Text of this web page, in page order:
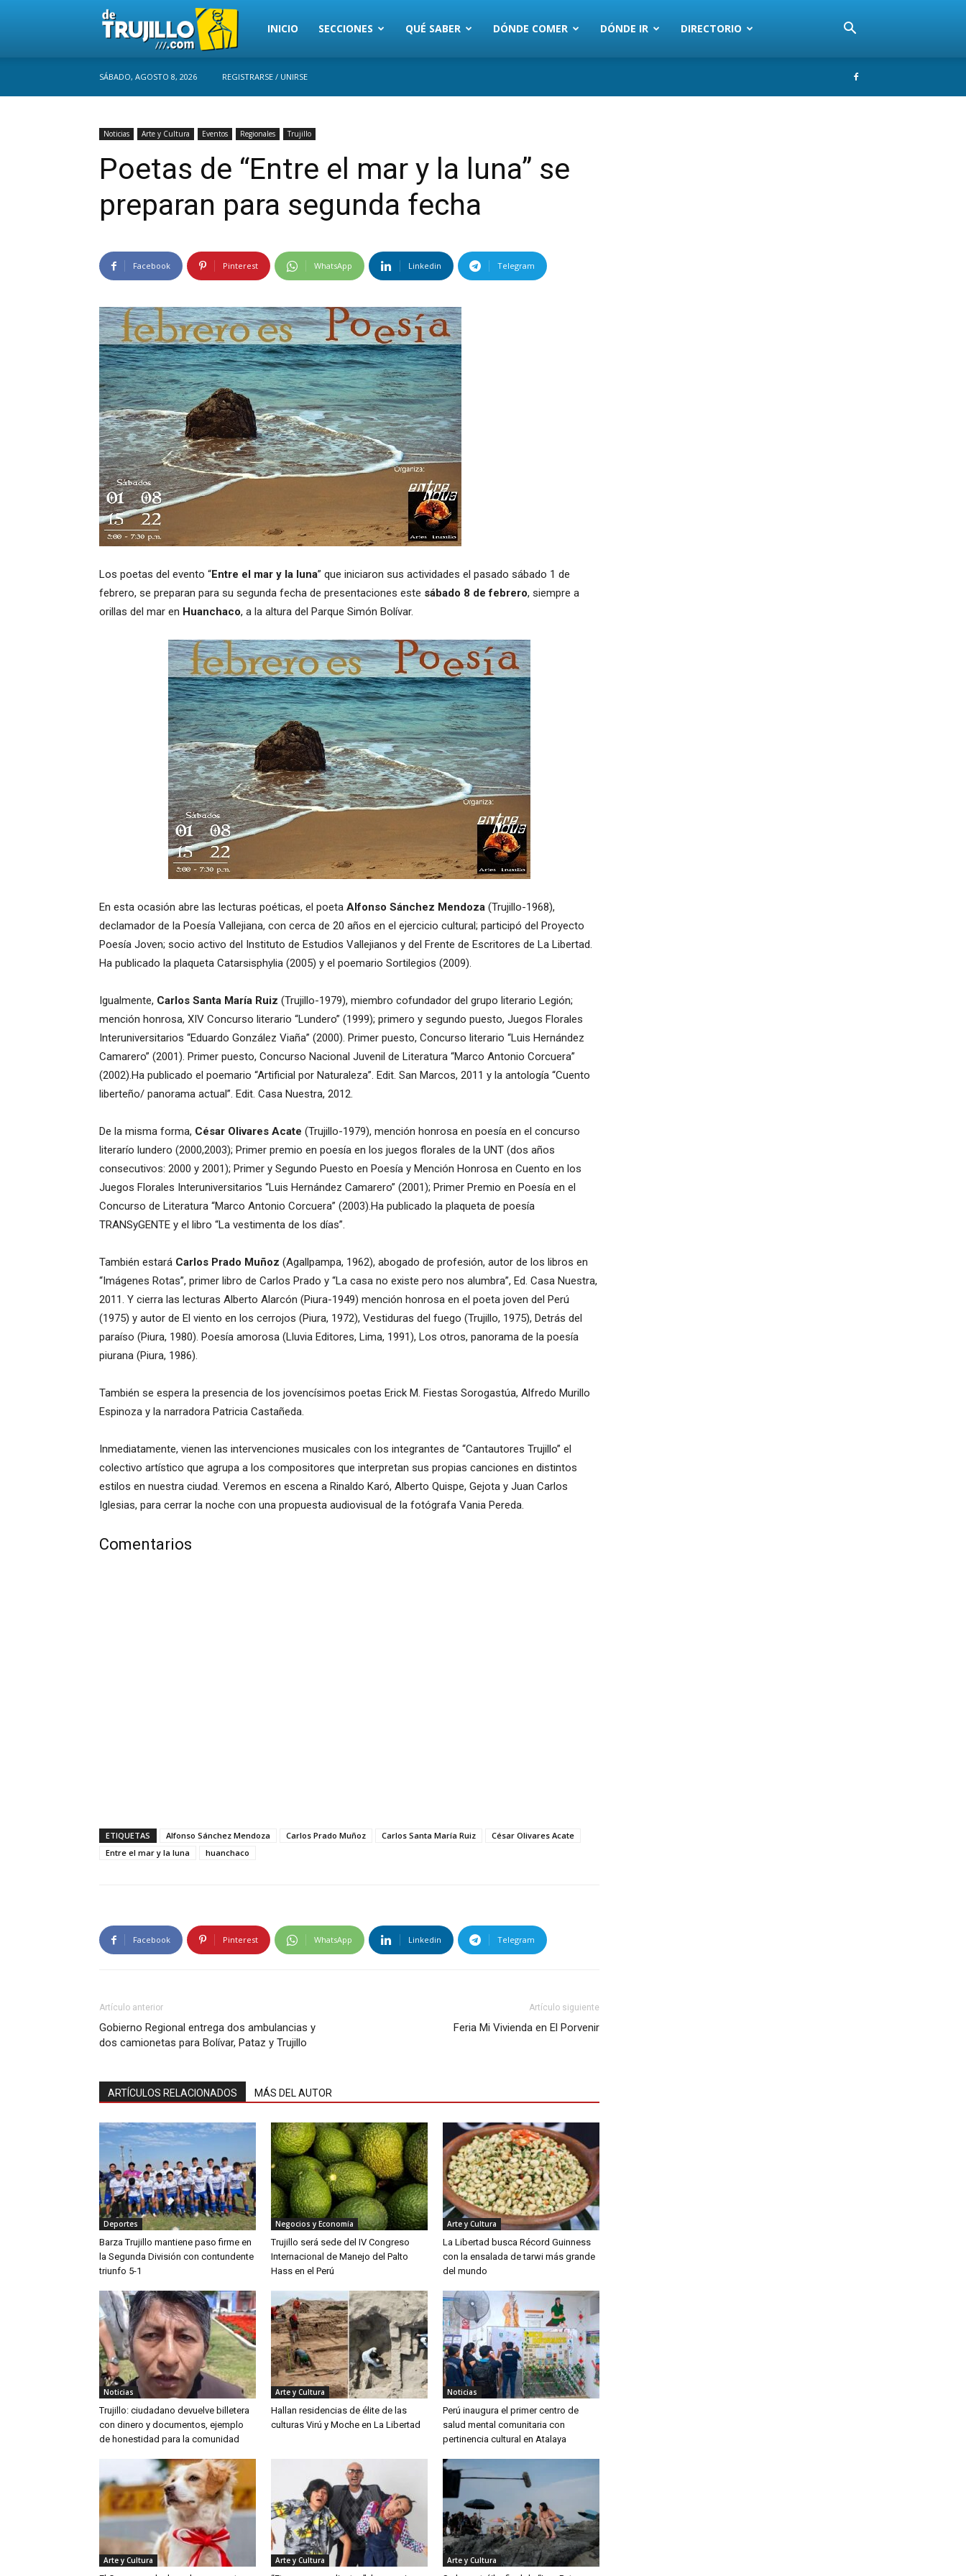
Trujillo
INICIO SECCIONES QUÉ SABER DÓNDE COMER DÓNDE IR DIRECTORIO
SÁBADO, AGOSTO 8, 2026 REGISTRARSE / UNIRSE
Noticias Arte y Cultura Eventos Regionales Trujillo
Poetas de “Entre el mar y la luna” se
preparan para segunda fecha
Facebook Pinterest WhatsApp Linkedin Telegram
Los poetas del evento “Entre el mar y la luna” que iniciaron sus actividades el pasado sábado 1 de
febrero, se preparan para su segunda fecha de presentaciones este sábado 8 de febrero, siempre a
orillas del mar en Huanchaco, a la altura del Parque Simón Bolívar.
En esta ocasión abre las lecturas poéticas, el poeta Alfonso Sánchez Mendoza (Trujillo-1968),
declamador de la Poesía Vallejiana, con cerca de 20 años en el ejercicio cultural; participó del Proyecto
Poesía Joven; socio activo del Instituto de Estudios Vallejianos y del Frente de Escritores de La Libertad.
Ha publicado la plaqueta Catarsisphylia (2005) y el poemario Sortilegios (2009).
Igualmente, Carlos Santa María Ruiz (Trujillo-1979), miembro cofundador del grupo literario Legión;
mención honrosa, XIV Concurso literario “Lundero” (1999); primero y segundo puesto, Juegos Florales
Interuniversitarios “Eduardo González Viaña” (2000). Primer puesto, Concurso literario “Luis Hernández
Camarero” (2001). Primer puesto, Concurso Nacional Juvenil de Literatura “Marco Antonio Corcuera”
(2002).Ha publicado el poemario “Artificial por Naturaleza”. Edit. San Marcos, 2011 y la antología “Cuento
liberteño/ panorama actual”. Edit. Casa Nuestra, 2012.
De la misma forma, César Olivares Acate (Trujillo-1979), mención honrosa en poesía en el concurso
literarío lundero (2000,2003); Primer premio en poesía en los juegos florales de la UNT (dos años
consecutivos: 2000 y 2001); Primer y Segundo Puesto en Poesía y Mención Honrosa en Cuento en los
Juegos Florales Interuniversitarios “Luis Hernández Camarero” (2001); Primer Premio en Poesía en el
Concurso de Literatura “Marco Antonio Corcuera” (2003).Ha publicado la plaqueta de poesía
TRANSyGENTE y el libro “La vestimenta de los días”.
También estará Carlos Prado Muñoz (Agallpampa, 1962), abogado de profesión, autor de los libros en
“Imágenes Rotas”, primer libro de Carlos Prado y “La casa no existe pero nos alumbra”, Ed. Casa Nuestra,
2011. Y cierra las lecturas Alberto Alarcón (Piura-1949) mención honrosa en el poeta joven del Perú
(1975) y autor de El viento en los cerrojos (Piura, 1972), Vestiduras del fuego (Trujillo, 1975), Detrás del
paraíso (Piura, 1980). Poesía amorosa (Lluvia Editores, Lima, 1991), Los otros, panorama de la poesía
piurana (Piura, 1986).
También se espera la presencia de los jovencísimos poetas Erick M. Fiestas Sorogastúa, Alfredo Murillo
Espinoza y la narradora Patricia Castañeda.
Inmediatamente, vienen las intervenciones musicales con los integrantes de “Cantautores Trujillo” el
colectivo artístico que agrupa a los compositores que interpretan sus propias canciones en distintos
estilos en nuestra ciudad. Veremos en escena a Rinaldo Karó, Alberto Quispe, Gejota y Juan Carlos
Iglesias, para cerrar la noche con una propuesta audiovisual de la fotógrafa Vania Pereda.
Comentarios
ETIQUETAS Alfonso Sánchez Mendoza Carlos Prado Muñoz Carlos Santa María Ruiz
César Olivares Acate
Entre el mar y la luna
huanchaco
Facebook Pinterest WhatsApp Linkedin Telegram
Artículo anterior
Gobierno Regional entrega dos ambulancias y
dos camionetas para Bolívar, Pataz y Trujillo
Artículo siguiente
Feria Mi Vivienda en El Porvenir
ARTÍCULOS RELACIONADOS MÁS DEL AUTOR
Deportes
Barza Trujillo mantiene paso firme en
la Segunda División con contundente
triunfo 5-1
Negocios y Economía
Trujillo será sede del IV Congreso
Internacional de Manejo del Palto
Hass en el Perú
Arte y Cultura
La Libertad busca Récord Guinness
con la ensalada de tarwi más grande
del mundo
Noticias
Trujillo: ciudadano devuelve billetera
con dinero y documentos, ejemplo
de honestidad para la comunidad
Arte y Cultura
Hallan residencias de élite de las
culturas Virú y Moche en La Libertad
Noticias
Perú inaugura el primer centro de
salud mental comunitaria con
pertinencia cultural en Atalaya
Arte y Cultura Arte y Cultura Arte y Cultura